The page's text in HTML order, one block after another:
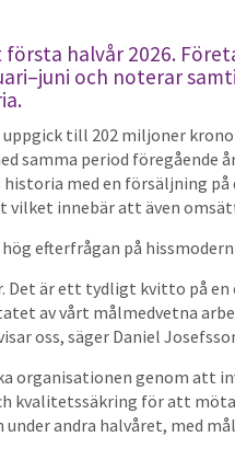
halvår 2026.
och noterar
till 202 miljoner
samma period föregående
med en försäljning på
vilket innebär att även
efterfrågan på
Det är ett tydligt kvitto på en
av vårt målmedvetna
oss, säger Daniel
organisationen genom att
kvalitetssäkring för att möta
andra halvåret, med